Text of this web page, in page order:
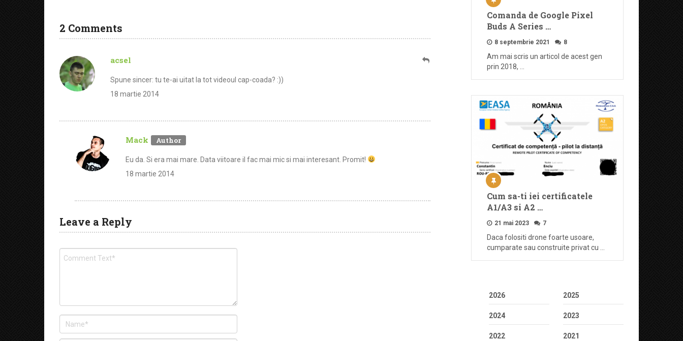
2 Comments
acsel
Spune sincer: tu te-ai uitat la tot videoul cap-coada? :))
18 martie 2014
Mack
Eu da. Si era mai mare. Data viitoare il fac mai mic si mai interesant. Promit!
18 martie 2014
Leave a Reply
Comanda de Google Pixel
Buds A Series …
8 septembrie 2021 8
Am mai scris un articol de acest gen
prin 2018, …
Cum sa-ti iei certificatele
A1/A3 si A2 …
21 mai 2023 7
Daca folositi drone foarte usoare,
cumparate sau construite privat cu …
2026 2025
2024 2023
2022 2021